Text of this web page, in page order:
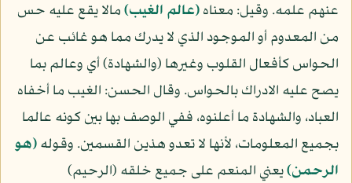
عنهم علمه. وقيل: معناه(عالم الغيب)مالا يقع عليه حس
من المعدوم أو الموجود الذي لا يدرك مما هو غائب عن
الحواس كأفعال القلوب وغيرها (والشهادة) أي وعالم بما
يصح عليه الادراك بالحواس. وقال الحسن: الغيب ما أخفاه
العباد، والشهادة ما أعلنوه، ففي الوصف بها بين كونه عالما
بجميع المعلومات، لأنها لا تعدو هذين القسمين. وقوله(هو
الرحمن)يعني المنعم على جميع خلقه (الرحيم)